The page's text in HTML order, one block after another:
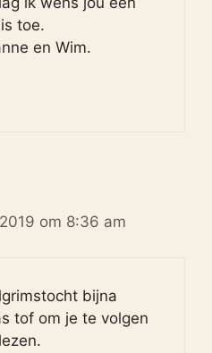
toe.
en Wim.
om 8:36 am
bijna
tof om je te volgen